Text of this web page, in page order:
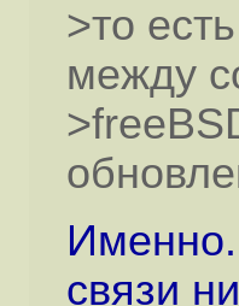
>то
между
связи